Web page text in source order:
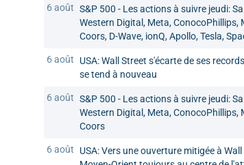
6 août S&P 500 - Les actions à suivre jeudi:
Western Digital, Meta, ConocoPhillips,
Coors, D-Wave, ionQ, Apollo, Tesla,
6 août
USA: Wall Street s'écarte de ses
se tend à nouveau
6 août S&P 500 - Les actions à suivre jeudi:
Western Digital, Meta, ConocoPhillips,
Coors
6 août
USA: Vers une ouverture mitigée à Wall